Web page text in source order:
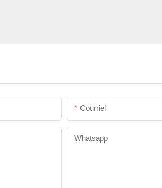
Courriel
Whatsapp